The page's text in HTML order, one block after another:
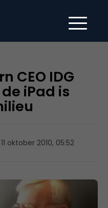
CEO IDG
iPad is
11 oktober 2010, 05:52